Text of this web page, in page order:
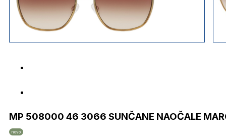
MP 508000 46 3066 SUNČANE NAOČALE
novo